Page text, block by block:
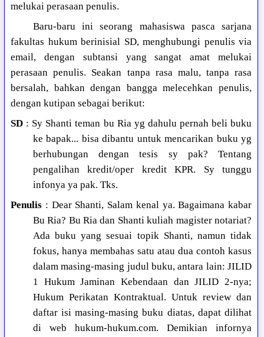
melukai perasaan penulis.
Baru-baru ini seorang mahasiswa pasca sarjana
fakultas hukum berinisial SD, menghubungi penulis via
email, dengan subtansi yang sangat amat melukai
perasaan penulis. Seakan tanpa rasa malu, tanpa rasa
bersalah, bahkan dengan bangga melecehkan penulis,
dengan kutipan sebagai berikut:
SD : Sy Shanti teman bu Ria yg dahulu pernah beli buku
ke bapak... bisa dibantu untuk mencarikan buku yg
berhubungan dengan tesis sy pak? Tentang
pengalihan kredit/oper kredit KPR. Sy tunggu
infonya ya pak. Tks.
Penulis : Dear Shanti, Salam kenal ya. Bagaimana kabar
Bu Ria? Bu Ria dan Shanti kuliah magister notariat?
Ada buku yang sesuai topik Shanti, namun tidak
fokus, hanya membahas satu atau dua contoh kasus
dalam masing-masing judul buku, antara lain: JILID
1 Hukum Jaminan Kebendaan dan JILID 2-nya;
Hukum Perikatan Kontraktual. Untuk review dan
daftar isi masing-masing buku diatas, dapat dilihat
di web hukum-hukum.com. Demikian infornya